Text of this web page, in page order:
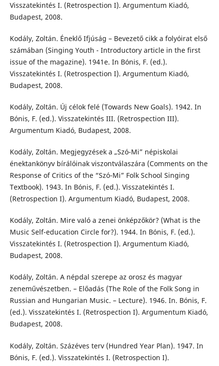
Visszatekintés I. (Retrospection I). Argumentum Kiadó,
Budapest, 2008.
Kodály, Zoltán. Éneklő Ifjúság – Bevezető cikk a folyóirat első
számában (Singing Youth - Introductory article in the first
issue of the magazine). 1941e. In Bónis, F. (ed.).
Visszatekintés I. (Retrospection I). Argumentum Kiadó,
Budapest, 2008.
Kodály, Zoltán. Új célok felé (Towards New Goals). 1942. In
Bónis, F. (ed.). Visszatekintés III. (Retrospection III).
Argumentum Kiadó, Budapest, 2008.
Kodály, Zoltán. Megjegyzések a „Szó-Mi” népiskolai
énektankönyv bírálóinak viszontválaszára (Comments on the
Response of Critics of the “Szó-Mi” Folk School Singing
Textbook). 1943. In Bónis, F. (ed.). Visszatekintés I.
(Retrospection I). Argumentum Kiadó, Budapest, 2008.
Kodály, Zoltán. Mire való a zenei önképzőkör? (What is the
Music Self-education Circle for?). 1944. In Bónis, F. (ed.).
Visszatekintés I. (Retrospection I). Argumentum Kiadó,
Budapest, 2008.
Kodály, Zoltán. A népdal szerepe az orosz és magyar
zeneművészetben. – Előadás (The Role of the Folk Song in
Russian and Hungarian Music. – Lecture). 1946. In. Bónis, F.
(ed.). Visszatekintés I. (Retrospection I). Argumentum Kiadó,
Budapest, 2008.
Kodály, Zoltán. Százéves terv (Hundred Year Plan). 1947. In
Bónis, F. (ed.). Visszatekintés I. (Retrospection I).